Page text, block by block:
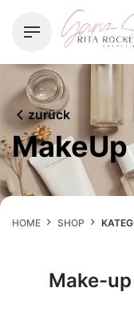
zurück
MakeUp
HOME SHOP
Make-